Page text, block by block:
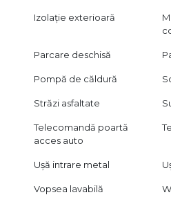
Izolație exterioară
Parcare deschisă
Pompă de căldură
Străzi asfaltate
Telecomandă poartă
acces auto
Ușă intrare metal
Vopsea lavabilă